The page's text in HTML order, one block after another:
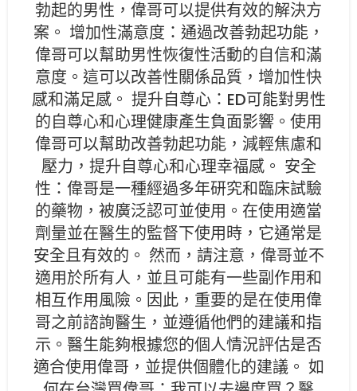
勃起的男性，偉哥可以提供有效的解決方
案。 增加性滿意度：通過改善勃起功能，
偉哥可以幫助男性恢復性活動的自信和滿
意度。這可以改善性關係品質，增加性快
感和滿足感。 提升自尊心：ED可能對男性
的自尊心和心理健康產生負面影響。使用
偉哥可以幫助改善勃起功能，減輕焦慮和
壓力，提升自尊心和心理幸福感。 安全
性：偉哥是一種經過多年研究和臨床試驗
的藥物，被廣泛認可並使用。在使用適當
劑量並在醫生的監督下使用時，它通常是
安全且有效的。 然而，請注意，偉哥並不
適用於所有人，並且可能有一些副作用和
相互作用風險。因此，重要的是在使用偉
哥之前諮詢醫生，並遵循他們的建議和指
示。醫生能夠根據您的個人情況評估是否
適合使用偉哥，並提供個體化的建議。 如